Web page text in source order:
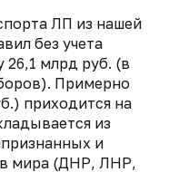
ЛП из нашей
без учета
26,1 млрд руб. (в
Примерно
приходится на
из
и
мира (ДНР, ЛНР,